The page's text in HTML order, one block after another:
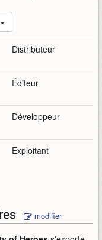
Distributeur
Éditeur
Développeur
Exploitant
modifier